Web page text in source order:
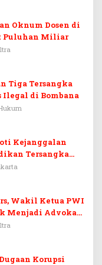
Oknum Dosen di
Puluhan Miliar
Tiga Tersangka
Ilegal di Bombana
Kejanggalan
Tersangka
Wakil Ketua PWI
Menjadi Advokat
Korupsi